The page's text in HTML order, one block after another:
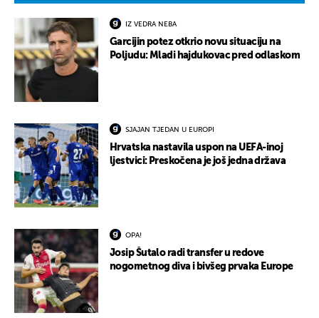
IZ VEDRA NEBA
Garcijin potez otkrio novu situaciju na
Poljudu: Mladi hajdukovac pred odlaskom
SJAJAN TJEDAN U EUROPI
Hrvatska nastavila uspon na UEFA-inoj
ljestvici: Preskočena je još jedna država
OPA!
Josip Šutalo radi transfer u redove
nogometnog diva i bivšeg prvaka Europe